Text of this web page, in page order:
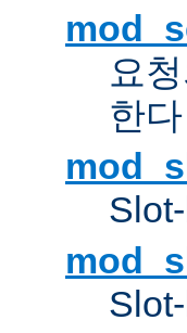
요
한다